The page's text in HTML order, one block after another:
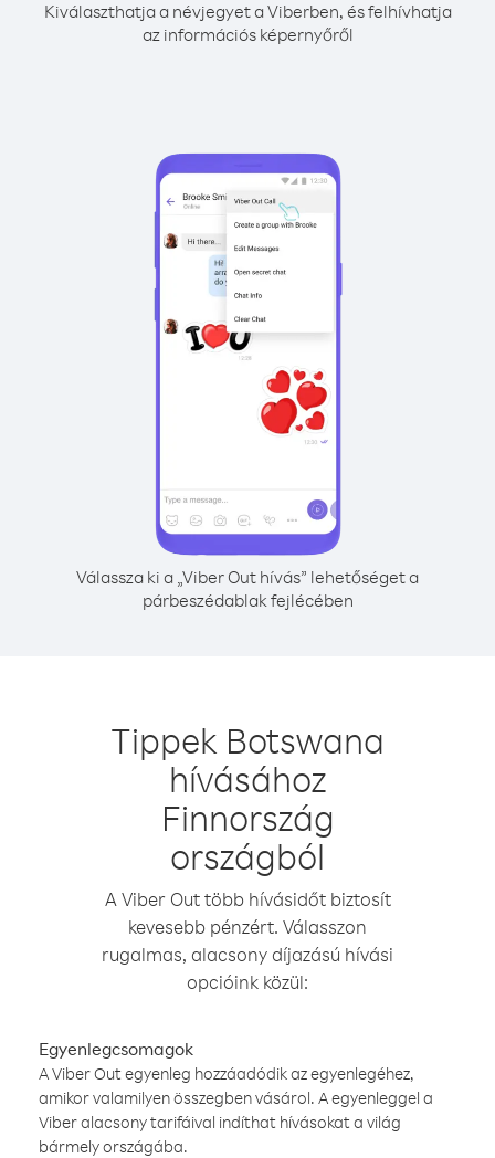
Kiválaszthatja a névjegyet a Viberben, és felhívhatja
az információs képernyőről
Válassza ki a „Viber Out hívás” lehetőséget a
párbeszédablak fejlécében
Tippek Botswana
hívásához
Finnország
országból
A Viber Out több hívásidőt biztosít
kevesebb pénzért. Válasszon
rugalmas, alacsony díjazású hívási
opcióink közül:
Egyenlegcsomagok
A Viber Out egyenleg hozzáadódik az egyenlegéhez,
amikor valamilyen összegben vásárol. A egyenleggel a
Viber alacsony tarifáival indíthat hívásokat a világ
bármely országába.